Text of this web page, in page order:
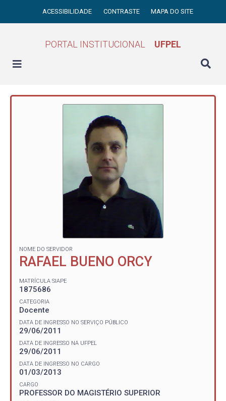
ACESSIBILIDADE CONTRASTE MAPA DO SITE
PORTAL INSTITUCIONAL UFPEL
NOME DO SERVIDOR
RAFAEL BUENO ORCY
MATRÍCULA SIAPE
1875686
CATEGORIA
Docente
DATA DE INGRESSO NO SERVIÇO PÚBLICO
29/06/2011
DATA DE INGRESSO NA UFPEL
29/06/2011
DATA DE INGRESSO NO CARGO
01/03/2013
CARGO
PROFESSOR DO MAGISTÉRIO SUPERIOR